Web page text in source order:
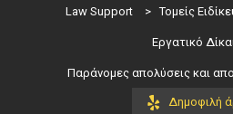
Law Support > Τομείς
Εργατικό
Παράνομες απολύσεις και
Δημοφιλή